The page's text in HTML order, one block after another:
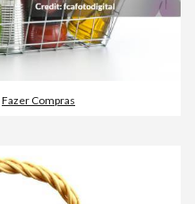
Fazer Compras